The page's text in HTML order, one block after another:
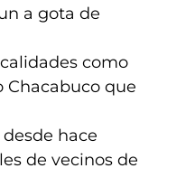
a gota de
como
Chacabuco que
hace
de vecinos de